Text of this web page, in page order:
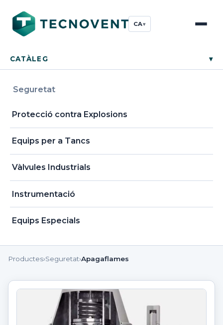
CA▾
CATÀLEG ▾
Seguretat
Protecció contra Explosions
Equips per a Tancs
Vàlvules Industrials
Instrumentació
Equips Especials
Productes›Seguretat›Apagaflames